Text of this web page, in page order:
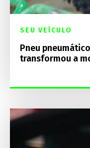
SEU VEÍCULO
Pneu
transformou a